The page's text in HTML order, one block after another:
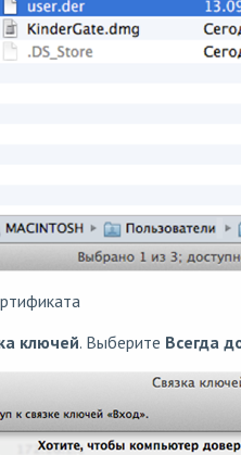
ключей. Выберите Всегда